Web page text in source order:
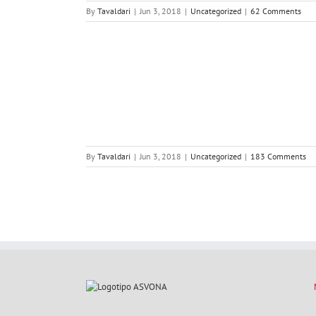
By Tavaldari | Jun 3, 2018 | Uncategorized | 62 Comments
By Tavaldari | Jun 3, 2018 | Uncategorized | 183 Comments